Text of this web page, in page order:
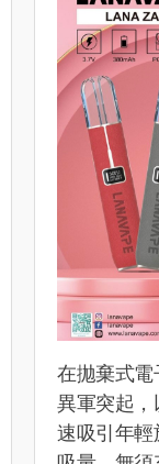
在拋棄式電
異軍突起
速吸引年輕